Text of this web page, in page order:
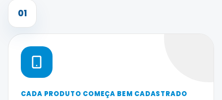
01
CADA PRODUTO COMEÇA BEM CADASTRADO